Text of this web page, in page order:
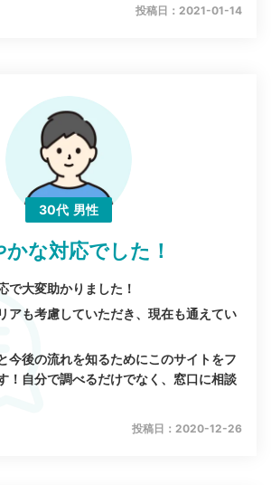
投稿日：2021-01-14
30代 男性
かな対応でした！
で大変助かりました！
アも考慮していただき、現在も通えてい
今後の流れを知るためにこのサイトをフ
！自分で調べるだけでなく、窓口に相談
投稿日：2020-12-26